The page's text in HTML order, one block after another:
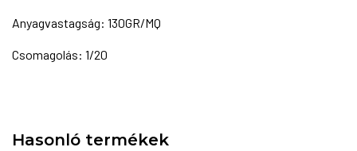
Anyagvastagság: 130GR/MQ
Csomagolás: 1/20
Hasonló termékek